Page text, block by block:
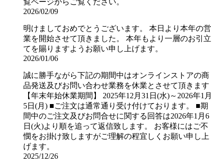
覧ページからご覧ください。
2026/02/09
明けましておめでとうございます。 本日より本年の営
業を開始させて頂きました。 本年もより一層のお引立
てを賜りますようお願い申し上げます。
2026/01/06
誠に勝手ながら下記の期間中はオンラインストアの商
品発送及びお問い合わせ業務を休業とさせて頂きます
【年末年始休業期間】 2025年12月31日(水)～2026年1月
5日(月) ■ご注文は通常通り受け付けております。 ■期
間中のご注文及びお問合せに関する回答は2026年1月6
日(火)より順を追って返信致します。 お客様にはご不
憫をお掛け致しますがご理解の程宜しくお願い申し上
げます。
2025/12/26